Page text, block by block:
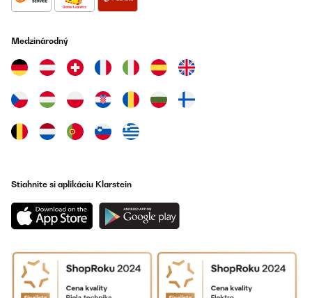
Medzinárodný
Stiahnite si aplikáciu Klarstein